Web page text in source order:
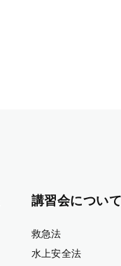
講習会について
救急法
水上安全法